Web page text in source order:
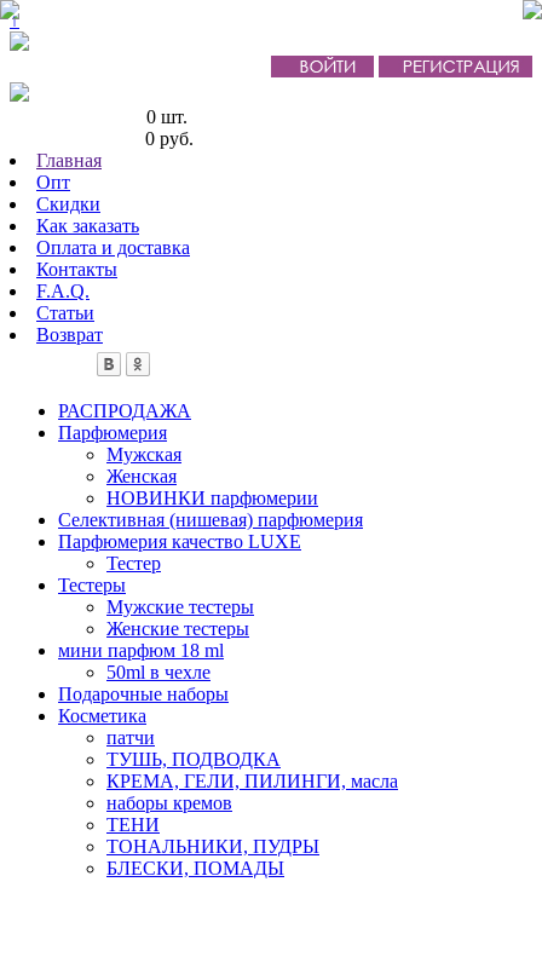
↑
0 шт.
0 руб.
Главная
Опт
Скидки
Как заказать
Оплата и доставка
Контакты
F.A.Q.
Статьи
Возврат
РАСПРОДАЖА
Парфюмерия
Мужская
Женская
НОВИНКИ парфюмерии
Селективная (нишевая) парфюмерия
Парфюмерия качество LUXE
Тестер
Тестеры
Мужские тестеры
Женские тестеры
мини парфюм 18 ml
50ml в чехле
Подарочные наборы
Косметика
патчи
ТУШЬ, ПОДВОДКА
КРЕМА, ГЕЛИ, ПИЛИНГИ, масла
наборы кремов
ТЕНИ
ТОНАЛЬНИКИ, ПУДРЫ
БЛЕСКИ, ПОМАДЫ